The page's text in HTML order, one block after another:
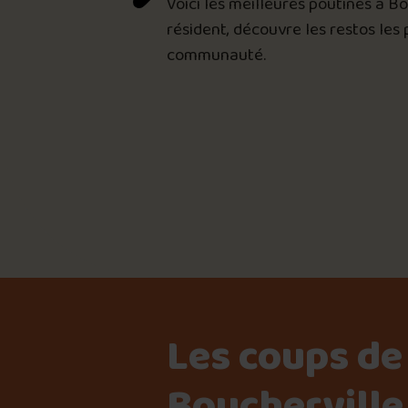
résident, découvre les restos
communauté.
Les coups